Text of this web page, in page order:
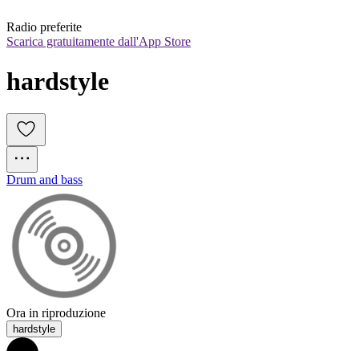
Radio preferite
Scarica gratuitamente dall'App Store
hardstyle
Drum and bass
Ora in riproduzione
hardstyle